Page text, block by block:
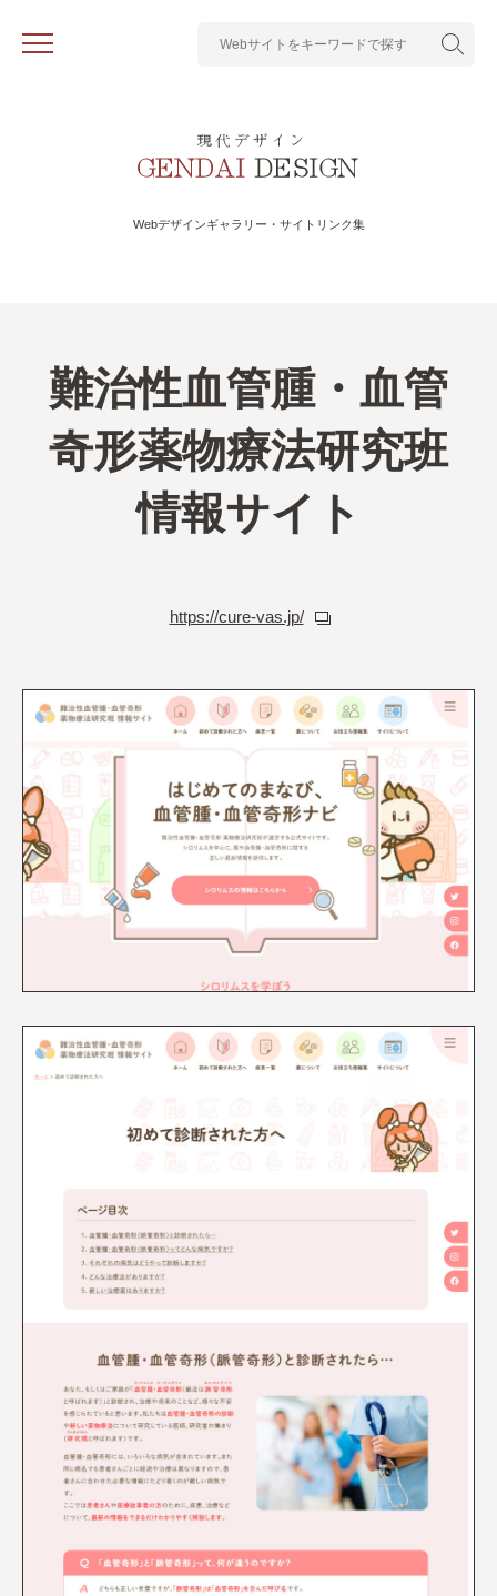
Webデザインギャラリー・サイトリンク集
難治性血管腫・血管
奇形薬物療法研究班
情報サイト
https://cure-vas.jp/